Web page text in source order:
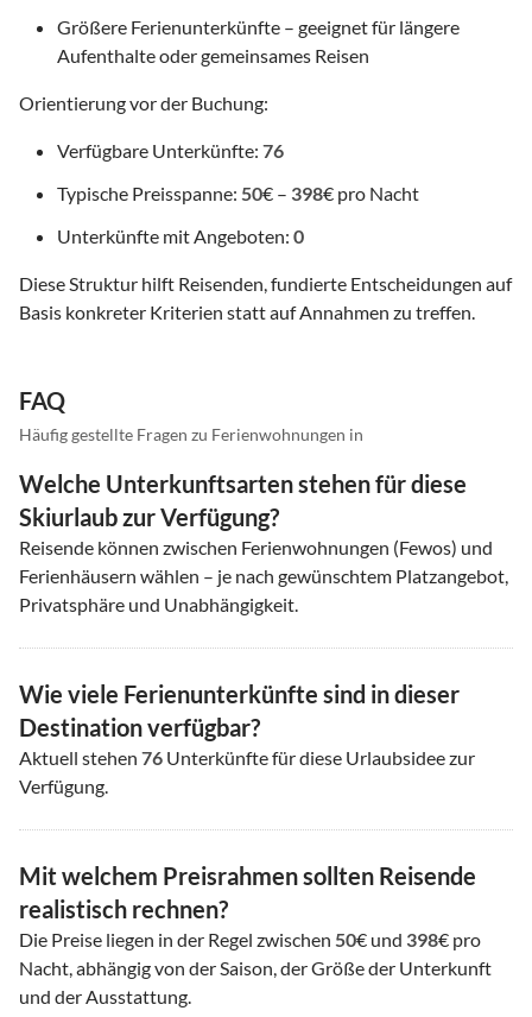
Größere Ferienunterkünfte – geeignet für längere
Aufenthalte oder gemeinsames Reisen
Orientierung vor der Buchung:
Verfügbare Unterkünfte: 76
Typische Preisspanne: 50€ – 398€ pro Nacht
Unterkünfte mit Angeboten: 0
Diese Struktur hilft Reisenden, fundierte Entscheidungen auf
Basis konkreter Kriterien statt auf Annahmen zu treffen.
FAQ
Häufig gestellte Fragen zu Ferienwohnungen in
Welche Unterkunftsarten stehen für diese
Skiurlaub zur Verfügung?
Reisende können zwischen Ferienwohnungen (Fewos) und
Ferienhäusern wählen – je nach gewünschtem Platzangebot,
Privatsphäre und Unabhängigkeit.
Wie viele Ferienunterkünfte sind in dieser
Destination verfügbar?
Aktuell stehen 76 Unterkünfte für diese Urlaubsidee zur
Verfügung.
Mit welchem Preisrahmen sollten Reisende
realistisch rechnen?
Die Preise liegen in der Regel zwischen 50€ und 398€ pro
Nacht, abhängig von der Saison, der Größe der Unterkunft
und der Ausstattung.